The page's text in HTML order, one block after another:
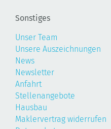
Sonstiges
Unser Team
Unsere Auszeichnungen
News
Newsletter
Anfahrt
Stellenangebote
Hausbau
Maklervertrag widerrufen